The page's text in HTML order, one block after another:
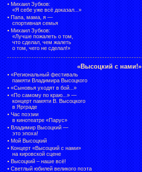
• Михаил Зубков:
«Я себе уже всё доказал...»
• Папа, мама, я —
спортивная семья
• Михаил Зубков:
«Лучше пожалеть о том,
что сделал, чем жалеть
о том, чего не сделал!»
«Высоцкий с нами!»
• «Региональный фестиваль
памяти Владимира Высоцкого
• «Сыновья уходят в бой...»
• «По самому по краю...» —
концерт памяти В. Высоцкого
в Ярграде
• Час поэзии
в кинотеатре «Парус»
• Владимир Высоцкий —
это эпоха!
• Мой Высоцкий
• Концерт «Высоцкий с нами»
на кировской сцене
• Высоцкий – наше всё!
• Светлый юбилей великого поэта